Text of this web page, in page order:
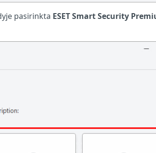
pasirinkta ESET Smart Security